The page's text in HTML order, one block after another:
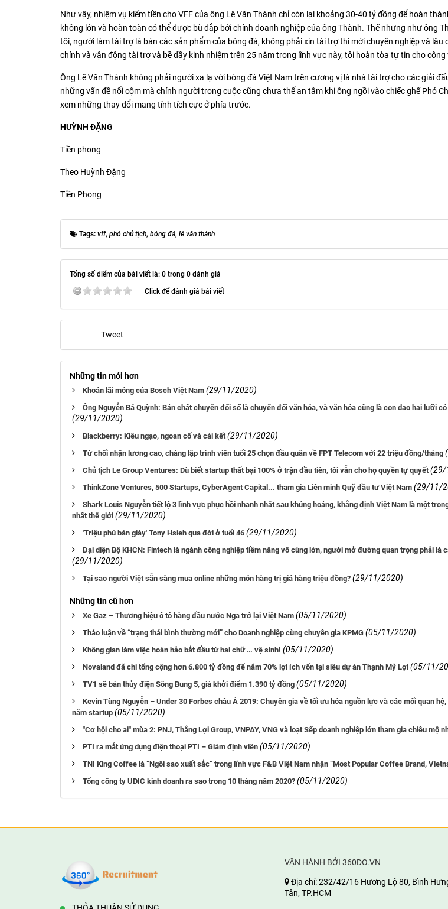
Như vậy, nhiệm vụ kiếm tiền cho VFF của ông Lê Văn Thành chỉ còn lại khoảng 30-40 tỷ đồng để hoàn
không lớn và hoàn toàn có thể được bù đắp bởi chính doanh nghiệp của ông Thành. Thế nhưng như ông
tôi, người làm tài trợ là bán các sản phẩm của bóng đá, không phải xin tài trợ thì mới chuyên nghiệp và lâu
chính và vận động tài trợ và bề dầy kinh nhiệm trên 25 năm trong lĩnh vực này, tôi hoàn tòa tự tin cho công
Ông Lê Văn Thành không phải người xa lạ với bóng đá Việt Nam trên cương vị là nhà tài trợ cho các giải
những vấn đề nổi cộm mà chính người trong cuộc cũng chưa thể an tâm khi ông ngồi vào chiếc ghế Phó
xem những thay đổi mang tính tích cực ở phía trước.
HUỲNH ĐẶNG
Tiền phong
Theo Huỳnh Đặng
Tiền Phong
Tags: vff, phó chủ tịch, bóng đá, lê văn thành
Tổng số điểm của bài viết là: 0 trong 0 đánh giá
Click để đánh giá bài viết
Tweet
Những tin mới hơn
Khoản lãi mỏng của Bosch Việt Nam (29/11/2020)
Ông Nguyễn Bá Quỳnh: Bản chất chuyển đổi số là chuyển đổi văn hóa, và văn hóa cũng là con dao hai lưỡi
(29/11/2020)
Blackberry: Kiêu ngạo, ngoan cố và cái kết (29/11/2020)
Từ chối nhận lương cao, chàng lập trình viên tuổi 25 chọn đầu quân về FPT Telecom với 22 triệu đồng/tháng
Chủ tịch Le Group Ventures: Dù biết startup thất bại 100% ở trận đầu tiên, tôi vẫn cho họ quyền tự quyết (29/
ThinkZone Ventures, 500 Startups, CyberAgent Capital... tham gia Liên minh Quỹ đầu tư Việt Nam (29/11/
Shark Louis Nguyễn tiết lộ 3 lĩnh vực phục hồi nhanh nhất sau khủng hoảng, khẳng định Việt Nam là một
nhất thế giới (29/11/2020)
'Triệu phú bán giày' Tony Hsieh qua đời ở tuổi 46 (29/11/2020)
Đại diện Bộ KHCN: Fintech là ngành công nghiệp tiềm năng vô cùng lớn, người mở đường quan trọng phải là
(29/11/2020)
Tại sao người Việt sẵn sàng mua online những món hàng trị giá hàng triệu đồng? (29/11/2020)
Những tin cũ hơn
Xe Gaz – Thương hiệu ô tô hàng đầu nước Nga trở lại Việt Nam (05/11/2020)
Thảo luận về “trạng thái bình thường mới” cho Doanh nghiệp cùng chuyên gia KPMG (05/11/2020)
Không gian làm việc hoàn hảo bắt đầu từ hai chữ … vệ sinh! (05/11/2020)
Novaland đã chi tổng cộng hơn 6.800 tỷ đồng để nắm 70% lợi ích vốn tại siêu dự án Thạnh Mỹ Lợi (05/11/
TV1 sẽ bán thủy điện Sông Bung 5, giá khởi điểm 1.390 tỷ đồng (05/11/2020)
Kevin Tùng Nguyễn – Under 30 Forbes châu Á 2019: Chuyên gia về tối ưu hóa nguồn lực và các mối quan
năm startup (05/11/2020)
"Cơ hội cho ai" mùa 2: PNJ, Thắng Lợi Group, VNPAY, VNG và loạt Sếp doanh nghiệp lớn tham gia chiêu mộ
PTI ra mắt ứng dụng điện thoại PTI – Giám định viên (05/11/2020)
TNI King Coffee là “Ngôi sao xuất sắc” trong lĩnh vực F&B Việt Nam nhận “Most Popular Coffee Brand,
Tổng công ty UDIC kinh doanh ra sao trong 10 tháng năm 2020? (05/11/2020)
VẬN HÀNH BỞI 360DO.VN
Địa chỉ:232/42/16 Hương Lộ 80, Bình
Tân, TP.HCM